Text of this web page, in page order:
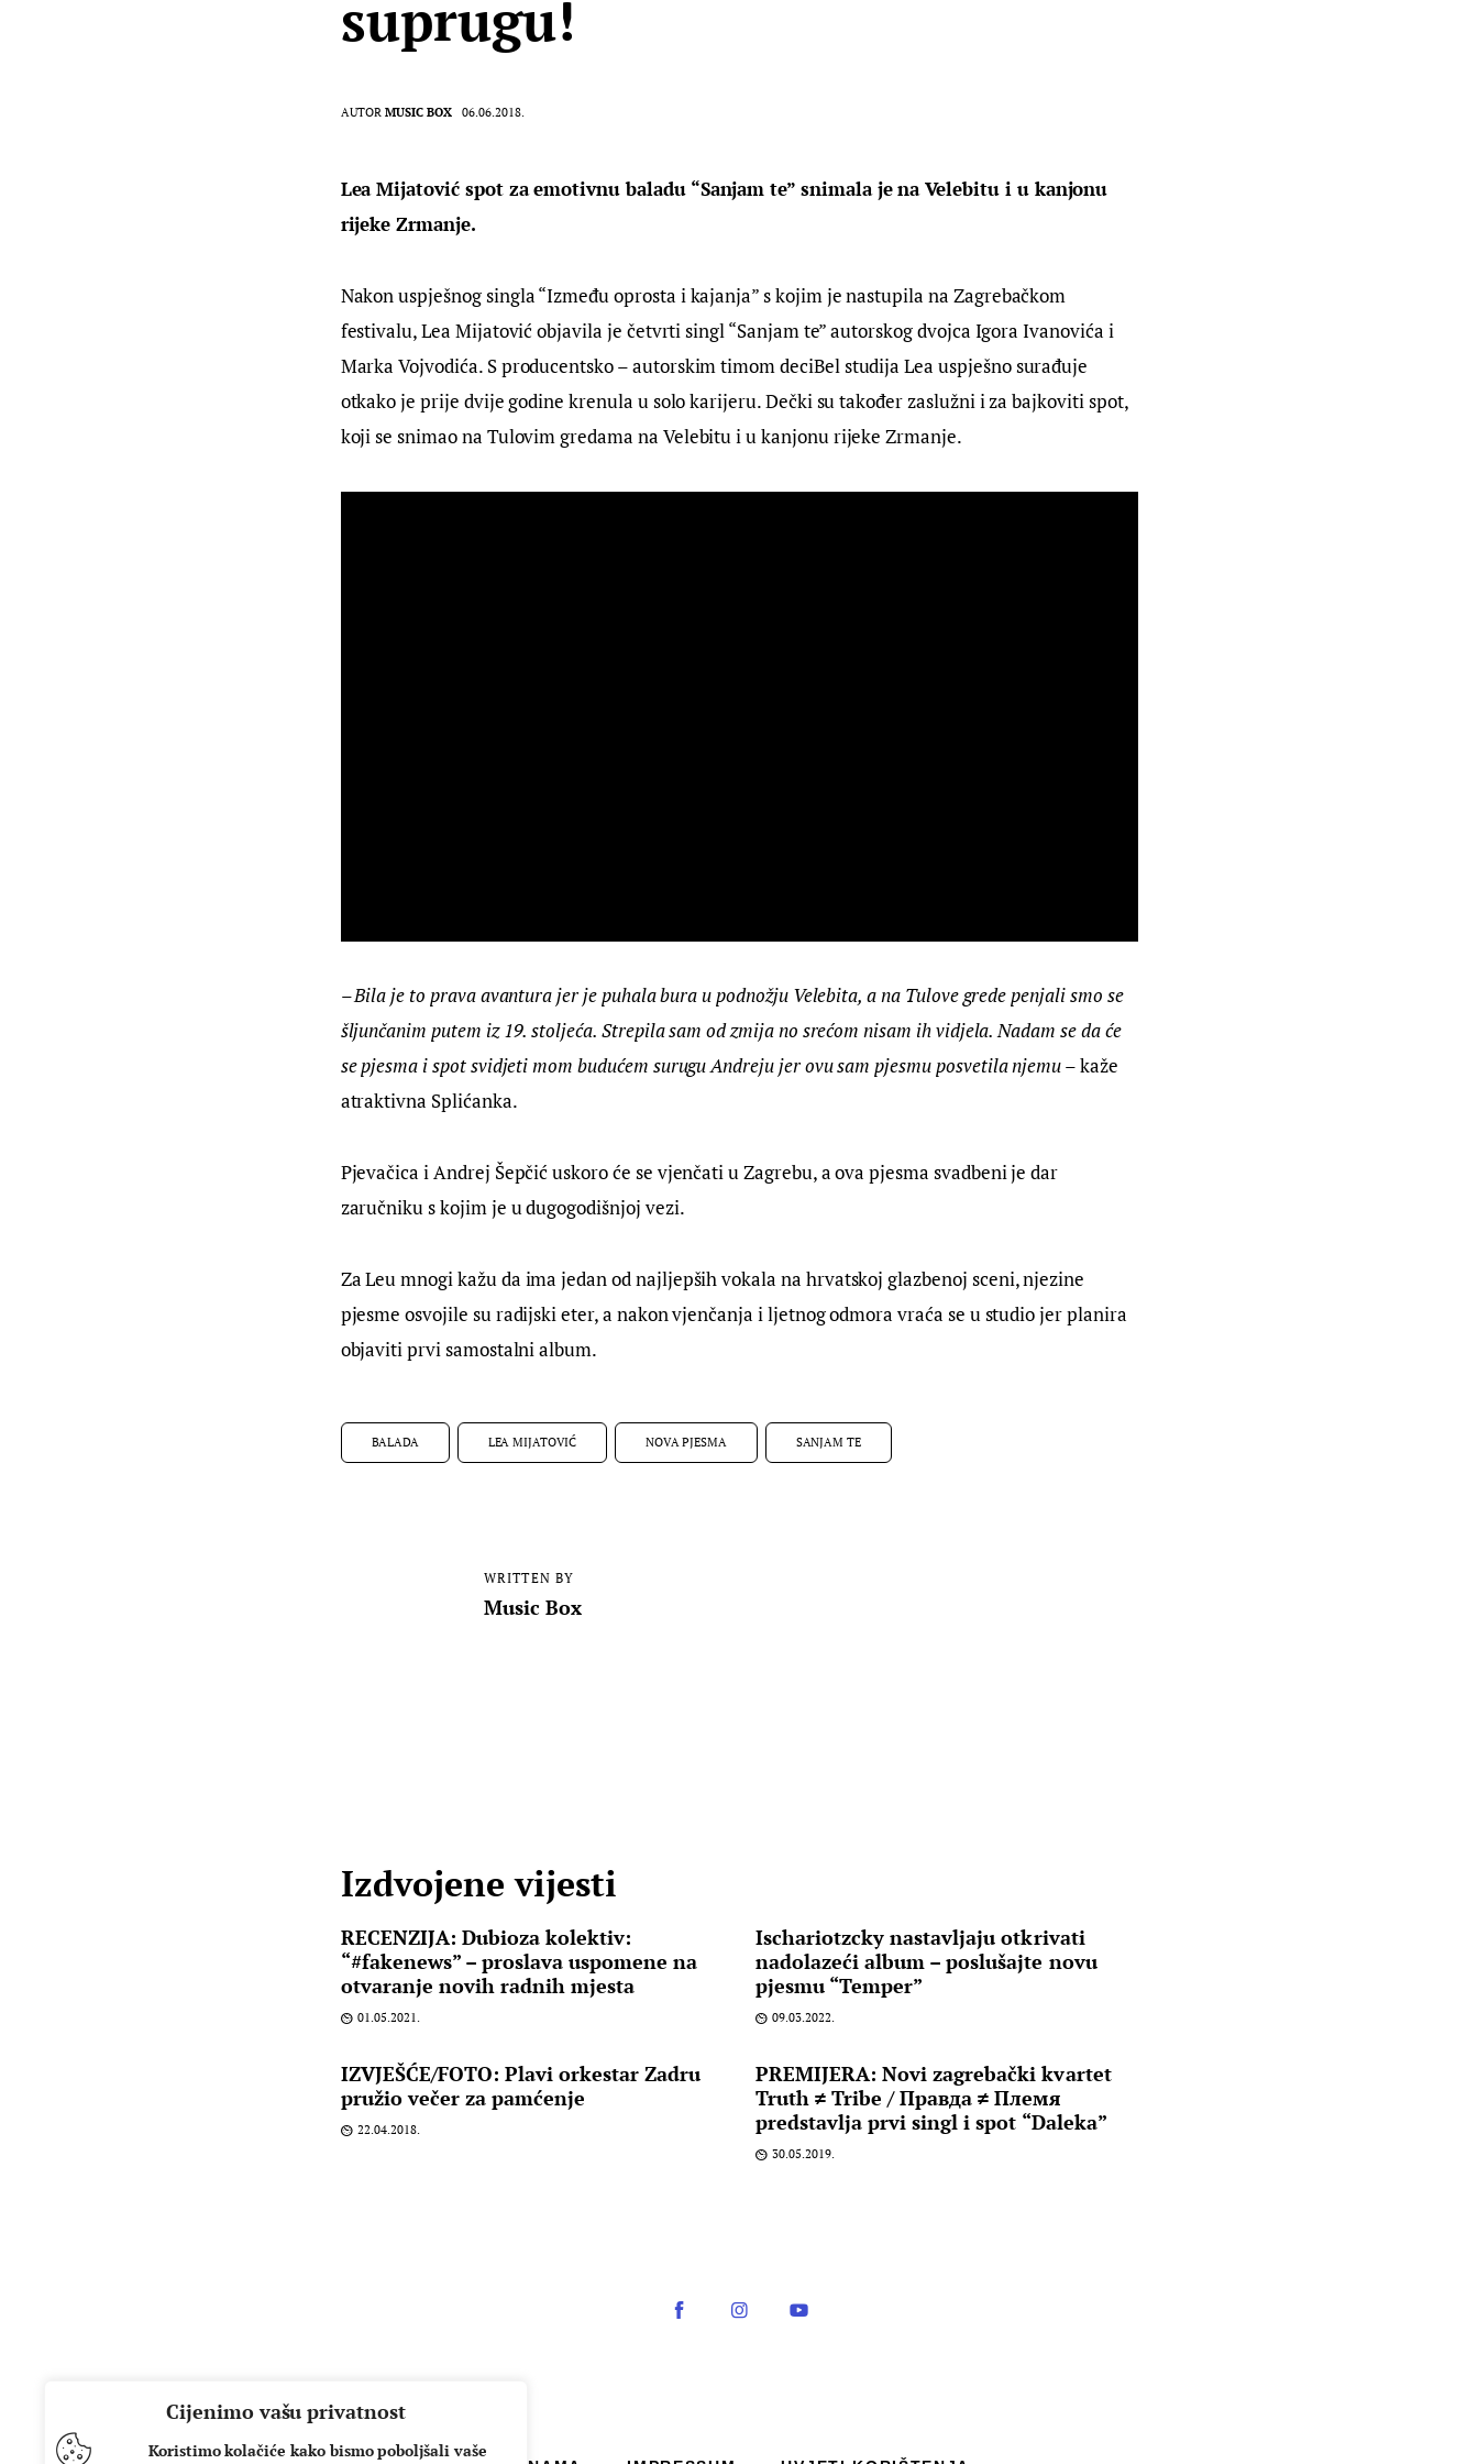
Cijenimo vašu privatnost
Koristimo kolačiće kako bismo poboljšali vaše
suprugu!
AUTOR MUSIC BOX 06.06.2018.
Lea Mijatović spot za emotivnu baladu “Sanjam te” snimala je na Velebitu i u kanjonu
rijeke Zrmanje.
Nakon uspješnog singla “Između oprosta i kajanja” s kojim je nastupila na Zagrebačkom
festivalu, Lea Mijatović objavila je četvrti singl “Sanjam te” autorskog dvojca Igora Ivanovića i
Marka Vojvodića. S producentsko – autorskim timom deciBel studija Lea uspješno surađuje
otkako je prije dvije godine krenula u solo karijeru. Dečki su također zaslužni i za bajkoviti spot,
koji se snimao na Tulovim gredama na Velebitu i u kanjonu rijeke Zrmanje.
– Bila je to prava avantura jer je puhala bura u podnožju Velebita, a na Tulove grede penjali smo se
šljunčanim putem iz 19. stoljeća. Strepila sam od zmija no srećom nisam ih vidjela. Nadam se da će
se pjesma i spot svidjeti mom budućem surugu Andreju jer ovu sam pjesmu posvetila njemu – kaže
atraktivna Splićanka.
Pjevačica i Andrej Šepčić uskoro će se vjenčati u Zagrebu, a ova pjesma svadbeni je dar
zaručniku s kojim je u dugogodišnjoj vezi.
Za Leu mnogi kažu da ima jedan od najljepših vokala na hrvatskoj glazbenoj sceni, njezine
pjesme osvojile su radijski eter, a nakon vjenčanja i ljetnog odmora vraća se u studio jer planira
objaviti prvi samostalni album.
BALADA LEA MIJATOVIĆ NOVA PJESMA SANJAM TE
WRITTEN BY
Music Box
Izdvojene vijesti
RECENZIJA: Dubioza kolektiv:
“#fakenews” – proslava uspomene na
otvaranje novih radnih mjesta
01.05.2021.
Ischariotzcky nastavljaju otkrivati
nadolazeći album – poslušajte novu
pjesmu “Temper”
09.03.2022.
IZVJEŠĆE/FOTO: Plavi orkestar Zadru
pružio večer za pamćenje
22.04.2018.
PREMIJERA: Novi zagrebački kvartet
Truth ≠ Tribe / Правда ≠ Племя
predstavlja prvi singl i spot “Daleka”
30.05.2019.